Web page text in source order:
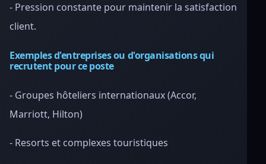
- Pression constante pour maintenir la satisfaction
client.
Exemples d'entreprises ou d'organisations qui
recrutent pour ce poste
- Groupes hôteliers internationaux (Accor,
Marriott, Hilton)
- Resorts et complexes touristiques